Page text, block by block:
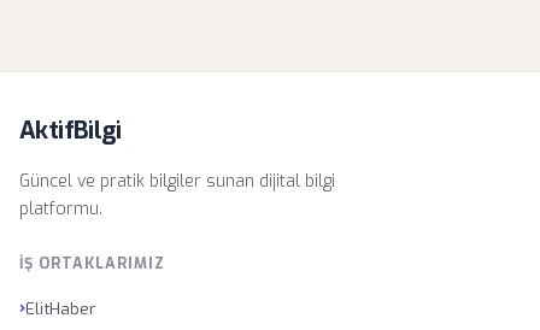
AktifBilgi
Güncel ve pratik bilgiler sunan dijital bilgi
platformu.
İŞ ORTAKLARIMIZ
›ElitHaber